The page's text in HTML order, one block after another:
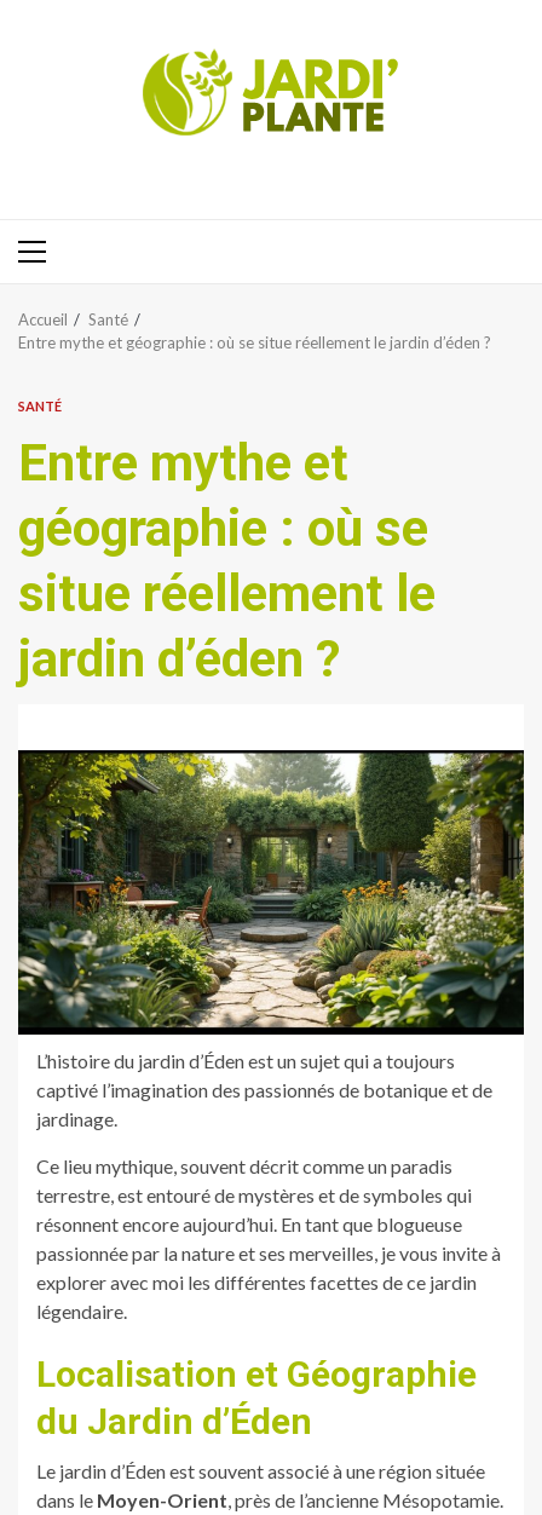
Menu
Accueil
Santé
Entre mythe et géographie : où se situe réellement le jardin d’éden ?
SANTÉ
Entre mythe et
géographie : où se
situe réellement le
jardin d’éden ?
L’histoire du jardin d’Éden est un sujet qui a toujours
captivé l’imagination des passionnés de botanique et de
jardinage.
Ce lieu mythique, souvent décrit comme un paradis
terrestre, est entouré de mystères et de symboles qui
résonnent encore aujourd’hui. En tant que blogueuse
passionnée par la nature et ses merveilles, je vous invite à
explorer avec moi les différentes facettes de ce jardin
légendaire.
Localisation et Géographie
du Jardin d’Éden
Le jardin d’Éden est souvent associé à une région située
dans le Moyen-Orient, près de l’ancienne Mésopotamie.